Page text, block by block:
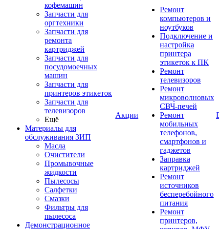
кофемашин
Запчасти для
оргтехники
Запчасти для
ремонта
картриджей
Запчасти для
посудомоечных
машин
Запчасти для
принтеров этикеток
Запчасти для
телевизоров
Ещё
Материалы для
обслуживания ЗИП
Масла
Очистители
Промывочные
жидкости
Пылесосы
Салфетки
Смазки
Фильтры для
пылесоса
Демонстрационное
Акции
Ремонт
компьютеров и
ноутбуков
Подключение и
настройка
принтера
этикеток к ПК
Ремонт
телевизоров
Ремонт
микроволновых
СВЧ-печей
Ремонт
мобильных
телефонов,
смартфонов и
гаджетов
Заправка
картриджей
Ремонт
источников
бесперебойного
питания
Ремонт
принтеров,